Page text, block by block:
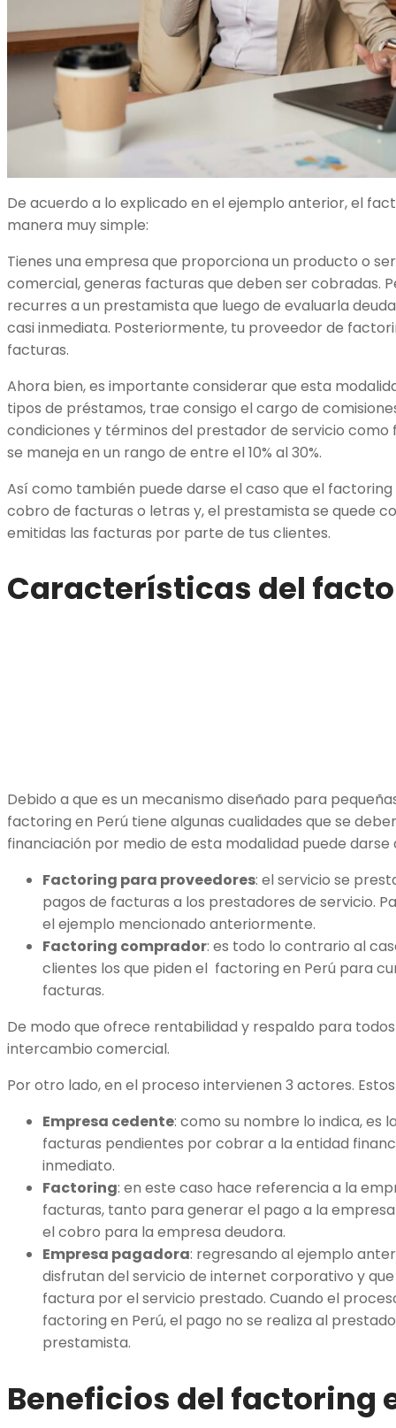
De acuerdo a lo explicado en el ejemplo anterior, el
manera muy simple:
Tienes una empresa que proporciona un producto o
comercial, generas facturas que deben ser cobradas.
recurres a un prestamista que luego de evaluarla
casi inmediata. Posteriormente, tu proveedor de
facturas.
Ahora bien, es importante considerar que esta
tipos de préstamos, trae consigo el cargo de
condiciones y términos del prestador de servicio
se maneja en un rango de entre el 10% al 30%.
Así como también puede darse el caso que el factoring
cobro de facturas o letras y, el prestamista se quede
emitidas las facturas por parte de tus clientes.
Características del
Debido a que es un mecanismo diseñado para
factoring en Perú tiene algunas cualidades que se
financiación por medio de esta modalidad puede darse
Factoring para proveedores: el servicio se
pagos de facturas a los prestadores de servicio.
el ejemplo mencionado anteriormente.
Factoring comprador: es todo lo contrario al
clientes los que piden el factoring en Perú para
facturas.
De modo que ofrece rentabilidad y respaldo para
intercambio comercial.
Por otro lado, en el proceso intervienen 3 actores.
Empresa cedente: como su nombre lo indica, es
facturas pendientes por cobrar a la entidad
inmediato.
Factoring: en este caso hace referencia a la
facturas, tanto para generar el pago a la
el cobro para la empresa deudora.
Empresa pagadora: regresando al ejemplo
disfrutan del servicio de internet corporativo y
factura por el servicio prestado. Cuando el
factoring en Perú, el pago no se realiza al
prestamista.
Beneficios del factoring